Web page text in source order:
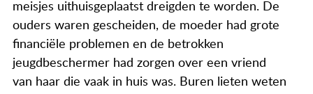
meisjes uithuisgeplaatst dreigden te worden. De
ouders waren gescheiden, de moeder had grote
financiële problemen en de betrokken
jeugdbeschermer had zorgen over een vriend
van haar die vaak in huis was. Buren lieten weten